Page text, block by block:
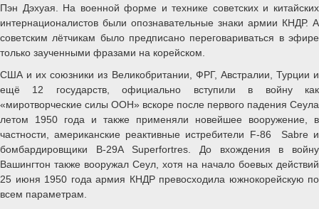
Пэн Дэхуая. На военной форме и технике советских и китайских
интернационалистов были опознавательные знаки армии КНДР. А
советским лётчикам было предписано переговариваться в эфире
только заученными фразами на корейском.
США и их союзники из Великобритании, ФРГ, Австралии, Турции и
ещё 12 государств, официально вступили в войну как
«миротворческие силы ООН» вскоре после первого падения Сеула
летом 1950 года и также применяли новейшее вооружение, в
частности, американские реактивные истребители F-86 Sabre и
бомбардировщики В-29А Superfortres. До вхождения в войну
Вашингтон также вооружал Сеул, хотя на начало боевых действий
25 июня 1950 года армия КНДР превосходила южнокорейскую по
всем параметрам.